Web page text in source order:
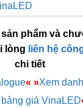
phẩm và
lòng liên hệ
chi tiết
« »Xem
giá VinaLED